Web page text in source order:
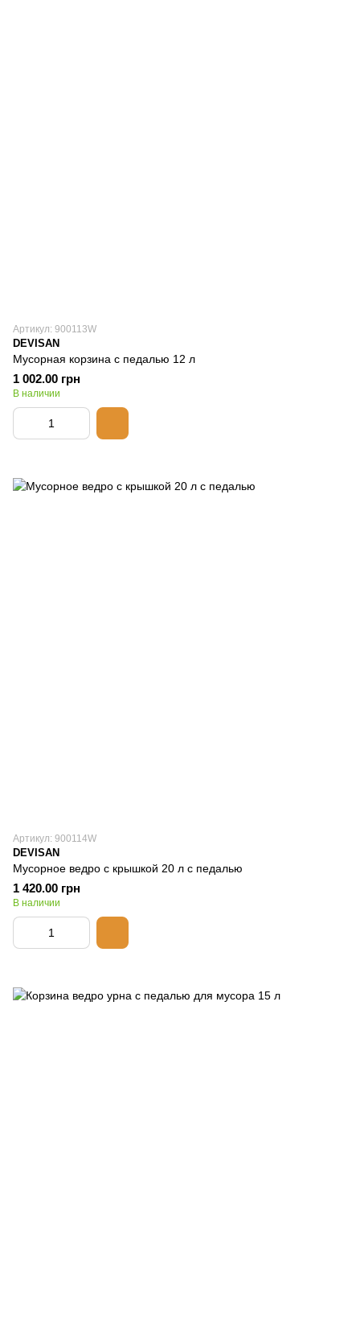
Артикул: 900113W
DEVISAN
Мусорная корзина с педалью 12 л
1 002.00 грн
В наличии
Артикул: 900114W
DEVISAN
Мусорное ведро с крышкой 20 л с педалью
1 420.00 грн
В наличии